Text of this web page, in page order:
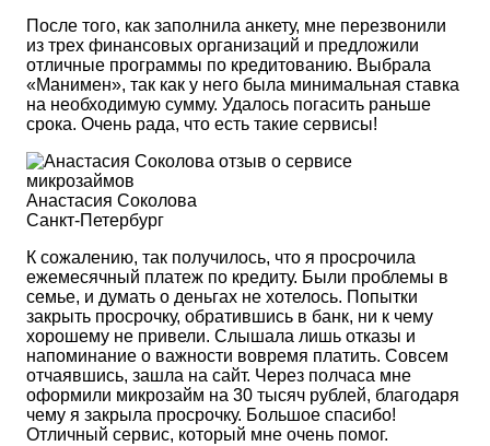
После того, как заполнила анкету, мне перезвонили
из трех финансовых организаций и предложили
отличные программы по кредитованию. Выбрала
«Манимен», так как у него была минимальная ставка
на необходимую сумму. Удалось погасить раньше
срока. Очень рада, что есть такие сервисы!
Анастасия Соколова
Санкт-Петербург
К сожалению, так получилось, что я просрочила
ежемесячный платеж по кредиту. Были проблемы в
семье, и думать о деньгах не хотелось. Попытки
закрыть просрочку, обратившись в банк, ни к чему
хорошему не привели. Слышала лишь отказы и
напоминание о важности вовремя платить. Совсем
отчаявшись, зашла на сайт. Через полчаса мне
оформили микрозайм на 30 тысяч рублей, благодаря
чему я закрыла просрочку. Большое спасибо!
Отличный сервис, который мне очень помог.